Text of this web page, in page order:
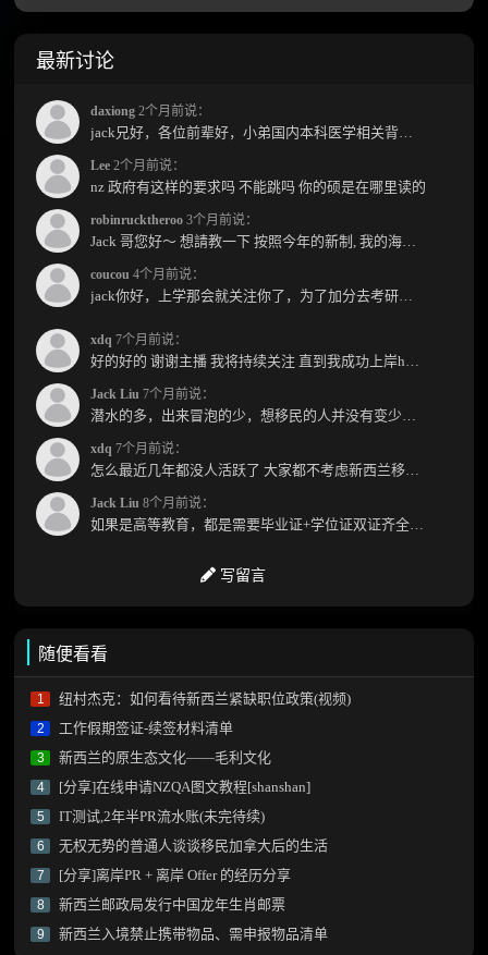
最新讨论
daxiong 2个月前说：
jack兄好，各位前辈好，小弟国内本科医学相关背景，预算有限，是直接去新西兰读2年护理硕士...
Lee 2个月前说：
nz 政府有这样的要求吗 不能跳吗 你的硕是在哪里读的
robinrucktheroo 3个月前说：
Jack 哥您好～ 想請教一下 按照今年的新制, 我的海外本科學歷需要經過NZQA認證嗎？ 現在網上說...
coucou 4个月前说：
jack你好，上学那会就关注你了，为了加分去考研现在有个尴尬的地方了：我专科直接考研没有本...
xdq 7个月前说：
好的好的 谢谢主播 我将持续关注 直到我成功上岸hhhh
Jack Liu 7个月前说：
潜水的多，出来冒泡的少，想移民的人并没有变少，但现实因素影响了大家的热情度，政策原因...
xdq 7个月前说：
怎么最近几年都没人活跃了 大家都不考虑新西兰移民了嘛？ 没什么人评论，也没什么新的消息...
Jack Liu 8个月前说：
如果是高等教育，都是需要毕业证+学位证双证齐全才能免NZQA认证，单证都需要额外认证，获得...
写留言
随便看看
1 纽村杰克：如何看待新西兰紧缺职位政策(视频)
2 工作假期签证-续签材料清单
3 新西兰的原生态文化——毛利文化
4 [分享]在线申请NZQA图文教程[shanshan]
5 IT测试,2年半PR流水账(未完待续)
6 无权无势的普通人谈谈移民加拿大后的生活
7 [分享]离岸PR + 离岸 Offer 的经历分享
8 新西兰邮政局发行中国龙年生肖邮票
9 新西兰入境禁止携带物品、需申报物品清单